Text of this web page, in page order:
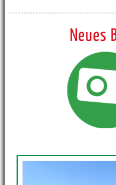
Neues